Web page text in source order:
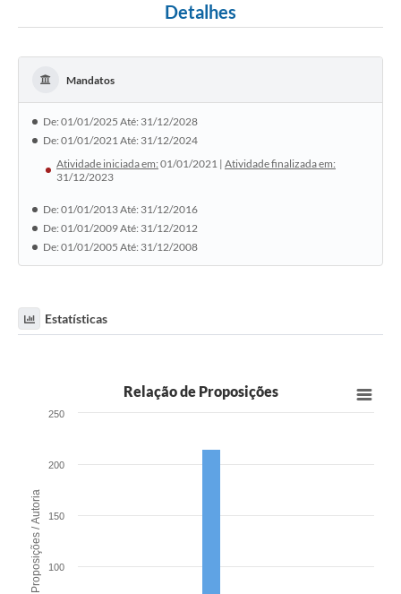
Detalhes
Mandatos
De: 01/01/2025 Até: 31/12/2028
De: 01/01/2021 Até: 31/12/2024
Atividade iniciada em: 01/01/2021 | Atividade finalizada em:
31/12/2023
De: 01/01/2013 Até: 31/12/2016
De: 01/01/2009 Até: 31/12/2012
De: 01/01/2005 Até: 31/12/2008
Estatísticas
Proposições / Autoria
Relação de Proposições
100
150
200
250